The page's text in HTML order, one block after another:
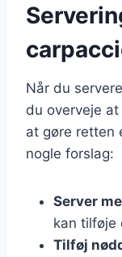
Når du
du overveje
at gøre retten
nogle forslag:
Server
kan tilføje
Tilføj